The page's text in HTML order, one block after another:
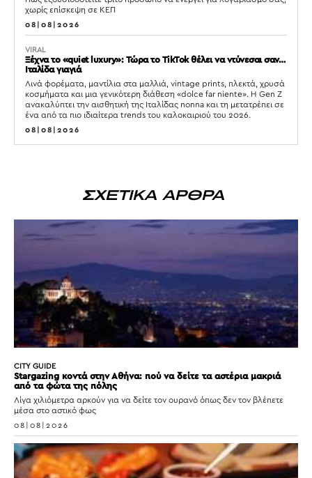
χωρίς επίσκεψη σε ΚΕΠ
08|08|2026
VIRAL
Ξέχνα το «quiet luxury»: Τώρα το TikTok θέλει να ντύνεσαι σαν…
Ιταλίδα γιαγιά
Λινά φορέματα, μαντίλια στα μαλλιά, vintage prints, πλεκτά, χρυσά
κοσμήματα και μια γενικότερη διάθεση «dolce far niente». Η Gen Z
ανακαλύπτει την αισθητική της Ιταλίδας nonna και τη μετατρέπει σε
ένα από τα πιο ιδιαίτερα trends του καλοκαιριού του 2026.
08|08|2026
ΣΧΕΤΙΚΑ ΑΡΘΡΑ
CITY GUIDE
Stargazing κοντά στην Αθήνα: πού να δείτε τα αστέρια μακριά
από τα φώτα της πόλης
Λίγα χιλιόμετρα αρκούν για να δείτε τον ουρανό όπως δεν τον βλέπετε
μέσα στο αστικό φως
08|08|2026